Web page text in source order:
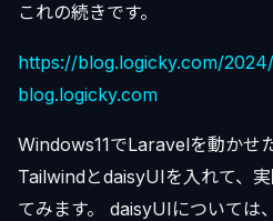
これの続きです。
https://blog.logicky.com/
blog.logicky.com
Windows11でLaravelを動かせ
TailwindとdaisyUIを入れて、
てみます。 daisyUIについては